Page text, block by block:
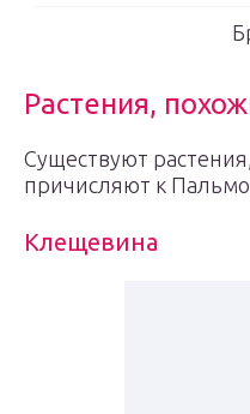
Растения,
Существуют
причисляют к
Клещевина